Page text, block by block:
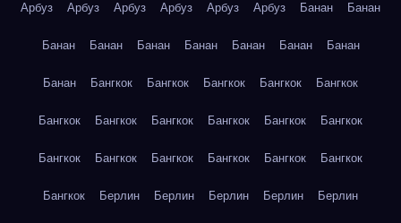
Арбуз Арбуз Арбуз Арбуз Арбуз Арбуз Банан Банан
Банан Банан Банан Банан Банан Банан Банан
Банан Бангкок Бангкок Бангкок Бангкок Бангкок
Бангкок Бангкок Бангкок Бангкок Бангкок Бангкок
Бангкок Бангкок Бангкок Бангкок Бангкок Бангкок
Бангкок Берлин Берлин Берлин Берлин Берлин